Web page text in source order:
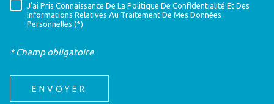
RÈGLEMENTATION
J'ai Pris Connaissance De La Politique De Confidentialité Et Des
Informations Relatives Au Traitement De Mes Données
Personnelles (*)
* Champ obligatoire
ENVOYER